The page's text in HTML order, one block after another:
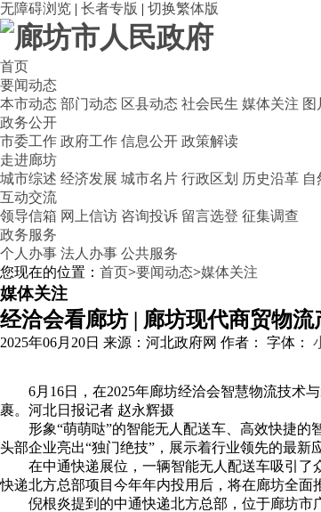
无障碍浏览 | 长者专版 | 切换繁体版
首页
要闻动态
本市动态 部门动态 区县动态 社会民生 媒体关注 图
政务公开
市委工作 政府工作 信息公开 政策解读
走进廊坊
城市综述 经济发展 城市名片 行政区划 历史沿革 自
互动交流
领导信箱 网上信访 咨询投诉 留言选登 征集调查
政务服务
个人办事 法人办事 公共服务
您现在的位置： 首页>要闻动态>媒体关注
媒体关注
经洽会看廊坊 | 廊坊现代商贸物
2025年06月20日 来源：河北政府网 作者： 字体：
6月16日，在2025年廊坊经洽会智慧物流技术
裹。河北日报记者 赵永辉摄
形象“萌萌哒”的智能无人配送车、高效快捷
头部企业亮出“独门绝技”，展示着行业领先的最新
在中通快递展位，一辆智能无人配送车吸引了
快递北方总部项目今年年内投用后，将在廊坊全面
倪根炎提到的中通快递北方总部，位于廊坊